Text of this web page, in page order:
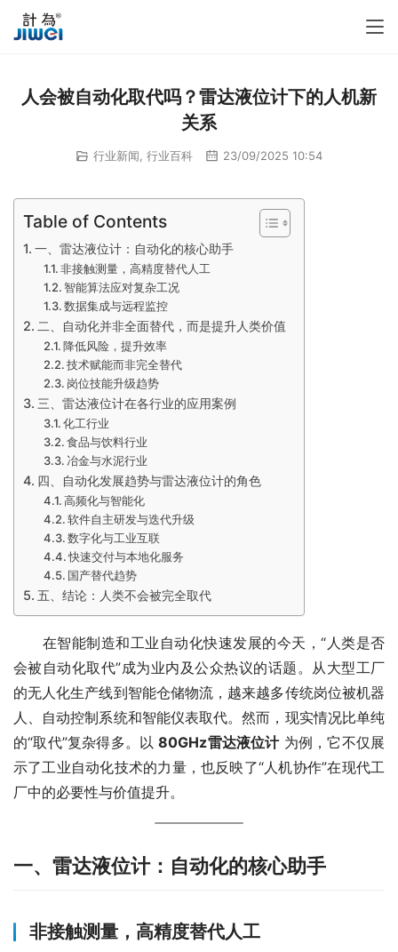
人会被自动化取代吗？雷达液位计下的人机新
关系
行业新闻 行业百科 23/09/2025 10:54
Table of Contents
一、雷达液位计：自动化的核心助手
非接触测量，高精度替代人工
智能算法应对复杂工况
数据集成与远程监控
二、自动化并非全面替代，而是提升人类价值
降低风险，提升效率
技术赋能而非完全替代
岗位技能升级趋势
三、雷达液位计在各行业的应用案例
化工行业
食品与饮料行业
冶金与水泥行业
四、自动化发展趋势与雷达液位计的角色
高频化与智能化
软件自主研发与迭代升级
数字化与工业互联
快速交付与本地化服务
国产替代趋势
五、结论：人类不会被完全取代
在智能制造和工业自动化快速发展的今天，“人类是否
会被自动化取代”成为业内及公众热议的话题。从大型工厂
的无人化生产线到智能仓储物流，越来越多传统岗位被机器
人、自动控制系统和智能仪表取代。然而，现实情况比单纯
的“取代”复杂得多。以 80GHz雷达液位计 为例，它不仅展
示了工业自动化技术的力量，也反映了“人机协作”在现代工
厂中的必要性与价值提升。
一、雷达液位计：自动化的核心助手
非接触测量，高精度替代人工